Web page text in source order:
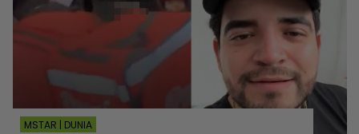
MSTAR | DUNIA